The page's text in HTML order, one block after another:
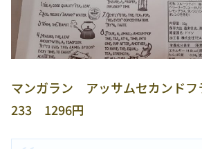
マンガラン アッサムセカンド
233 1296円